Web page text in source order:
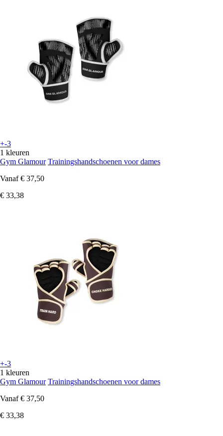
+-3
1 kleuren
Gym Glamour Trainingshandschoenen voor dames
Vanaf € 37,50
€ 33,38
+-3
1 kleuren
Gym Glamour Trainingshandschoenen voor dames
Vanaf € 37,50
€ 33,38